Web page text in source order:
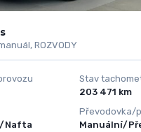
ROZVODY
Nafta
Stav
203 471 km
Převodovka/
Manuální/